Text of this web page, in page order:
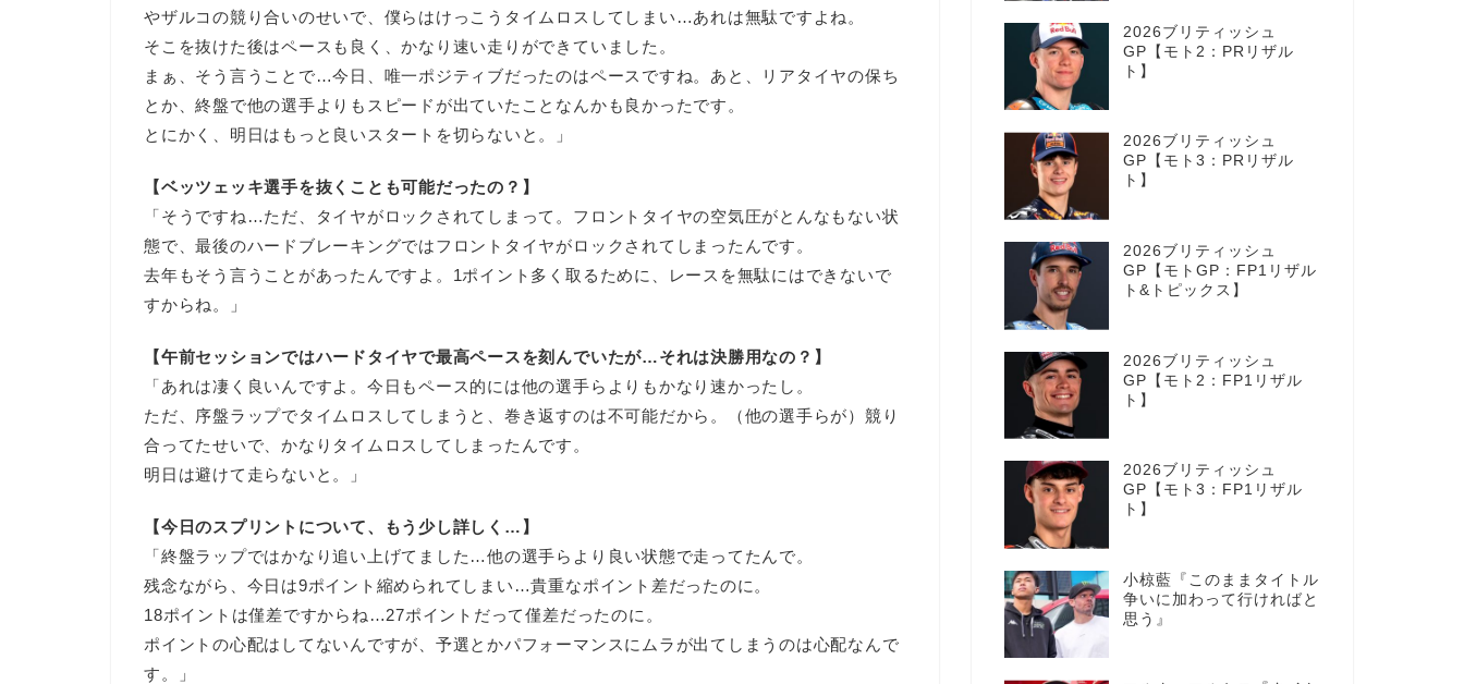
やザルコの競り合いのせいで、僕らはけっこうタイムロスしてしまい…あれは無駄ですよね。
そこを抜けた後はペースも良く、かなり速い走りができていました。
まぁ、そう言うことで…今日、唯一ポジティブだったのはペースですね。あと、リアタイヤの保ち
とか、終盤で他の選手よりもスピードが出ていたことなんかも良かったです。
とにかく、明日はもっと良いスタートを切らないと。」
【ベッツェッキ選手を抜くことも可能だったの？】
「そうですね…ただ、タイヤがロックされてしまって。フロントタイヤの空気圧がとんなもない状
態で、最後のハードブレーキングではフロントタイヤがロックされてしまったんです。
去年もそう言うことがあったんですよ。1ポイント多く取るために、レースを無駄にはできないで
すからね。」
【午前セッションではハードタイヤで最高ペースを刻んでいたが…それは決勝用なの？】
「あれは凄く良いんですよ。今日もペース的には他の選手らよりもかなり速かったし。
ただ、序盤ラップでタイムロスしてしまうと、巻き返すのは不可能だから。（他の選手らが）競り
合ってたせいで、かなりタイムロスしてしまったんです。
明日は避けて走らないと。」
【今日のスプリントについて、もう少し詳しく…】
「終盤ラップではかなり追い上げてました…他の選手らより良い状態で走ってたんで。
残念ながら、今日は9ポイント縮められてしまい…貴重なポイント差だったのに。
18ポイントは僅差ですからね…27ポイントだって僅差だったのに。
ポイントの心配はしてないんですが、予選とかパフォーマンスにムラが出てしまうのは心配なんで
す。」
2026ブリティッシュ
GP【モト2：PRリザル
ト】
2026ブリティッシュ
GP【モト3：PRリザル
ト】
2026ブリティッシュ
GP【モトGP：FP1リザル
ト&トピックス】
2026ブリティッシュ
GP【モト2：FP1リザル
ト】
2026ブリティッシュ
GP【モト3：FP1リザル
ト】
小椋藍『このままタイトル
争いに加わって行ければと
思う』